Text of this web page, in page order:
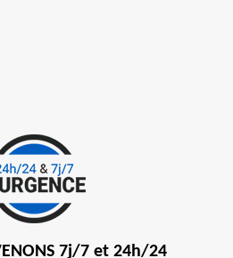
7j/7 et 24h/24